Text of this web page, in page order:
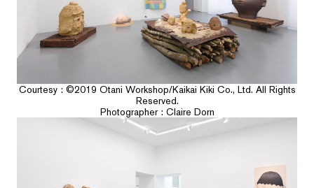
Courtesy : ©️2019 Otani Workshop/Kaikai Kiki Co., Ltd. All Rights
Reserved.
Photographer : Claire Dorn